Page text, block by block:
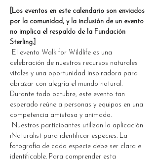
[Los eventos en este calendario son enviados
por la comunidad, y la inclusión de un evento
no implica el respaldo de la Fundación
Sterling.]
celebración de nuestros recursos naturales
vitales y una oportunidad inspiradora para
abrazar con alegría el mundo natural.
Durante todo octubre, este evento tan
esperado reúne a personas y equipos en una
competencia amistosa y animada.
iNaturalist para identificar especies. La
fotografía de cada especie debe ser clara e
identificable. Para comprender esta